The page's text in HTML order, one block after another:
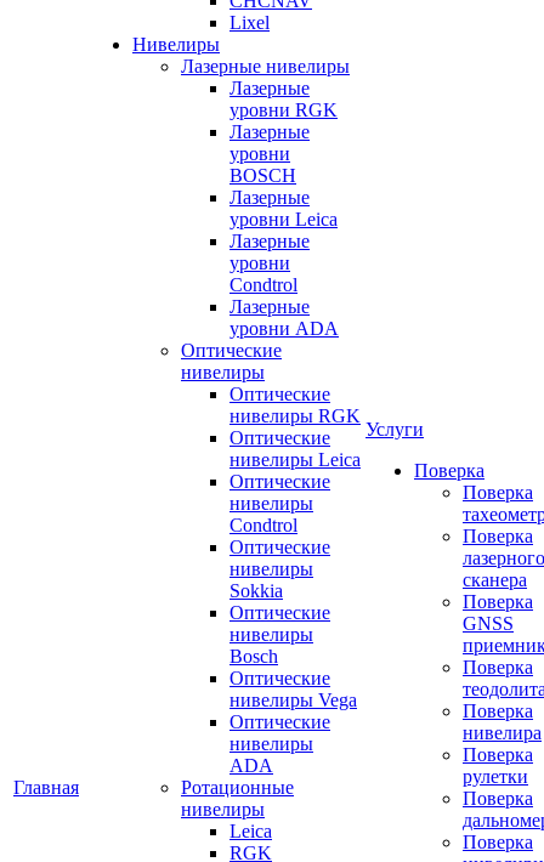
Главная
Lixel
Нивелиры
Лазерные нивелиры
Лазерные
уровни RGK
Лазерные
уровни
BOSCH
Лазерные
уровни Leica
Лазерные
уровни
Condtrol
Лазерные
уровни ADA
Оптические
нивелиры
Оптические
нивелиры RGK
Оптические
нивелиры Leica
Оптические
нивелиры
Condtrol
Оптические
нивелиры
Sokkia
Оптические
нивелиры
Bosch
Оптические
нивелиры Vega
Оптические
нивелиры
ADA
Ротационные
нивелиры
Leica
RGK
Услуги
Поверка
Поверка
Поверка
лазерного
сканера
Поверка
GNSS
Поверка
Поверка
нивелира
Поверка
рулетки
Поверка
Поверка